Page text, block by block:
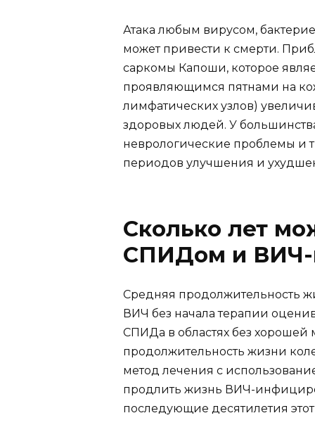
Атака любым вирусом,
может привести к смерти.
саркомы Капоши, которое
проявляющимся пятнами на
лимфатических узлов)
здоровых людей. У
неврологические проблемы
периодов улучшения и
Сколько лет
СПИДом и ВИЧ-
Средняя продолжительность
ВИЧ без начала терапии
СПИДа в областях без
продолжительность жизни
метод лечения с
продлить жизнь ВИЧ-
последующие десятилетия